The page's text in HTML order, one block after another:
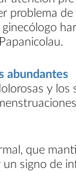
problema
abundantes
y
que
signo de